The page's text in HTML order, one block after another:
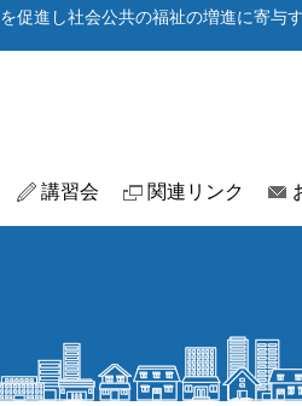
促進し社会公共の福祉の増進に寄与
講習会 関連リンク